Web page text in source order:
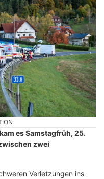
es Samstagfrüh, 25.
zwei
Verletzungen ins